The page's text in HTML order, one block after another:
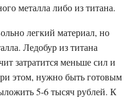
металла либо из титана.
легкий материал, но
Ледобур из титана
затратится меньше сил и
этом, нужно быть готовым
5-6 тысяч рублей. К